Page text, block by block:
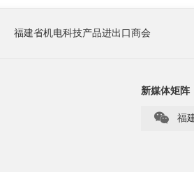
福建省机电科技产品进出口商会
新媒体矩阵
 福